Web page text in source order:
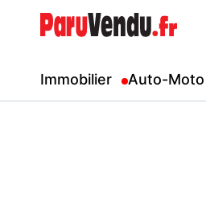
Immobilier Auto-Moto